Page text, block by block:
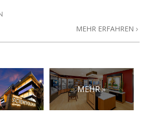
MEHR ERFAHREN
MEHR »